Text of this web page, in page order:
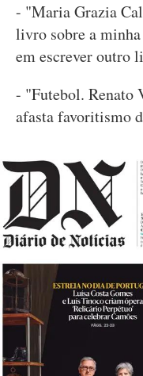
- "Maria Grazia
livro sobre a
em escrever outro
- "Futebol. Renato
afasta favoritismo